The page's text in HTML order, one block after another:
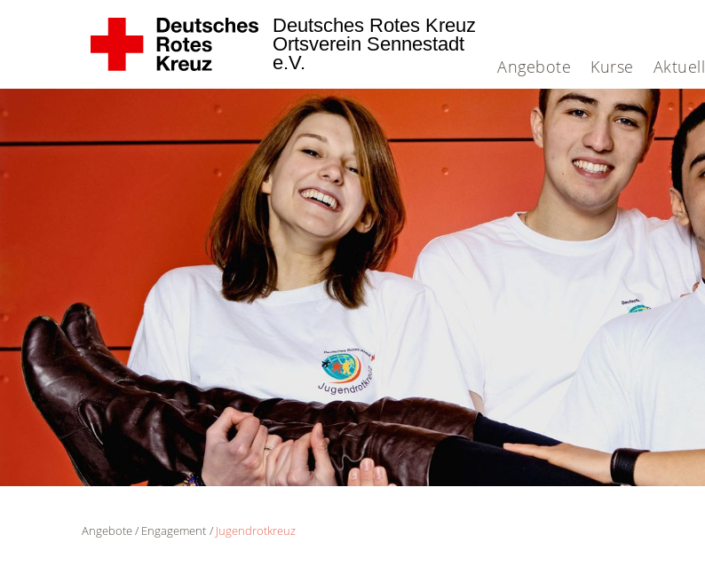
Angebote Kurse Aktuell
Deutsches Rotes Kreuz
Ortsverein Sennestadt
e.V.
Angebote Engagement Jugendrotkreuz